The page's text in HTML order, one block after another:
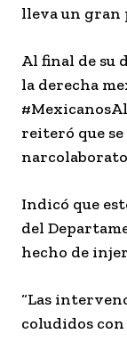
lleva un gran
Al final de su
la derecha
reiteró que
Indicó que
del
hecho de
“Las
coludidos